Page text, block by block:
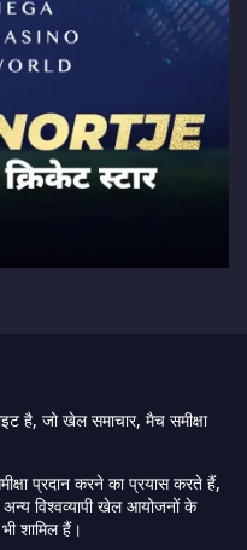
है, जो खेल समाचार, मैच समीक्षा
प्रदान करने का प्रयास करते हैं,
विश्वव्यापी खेल आयोजनों के
शामिल हैं।